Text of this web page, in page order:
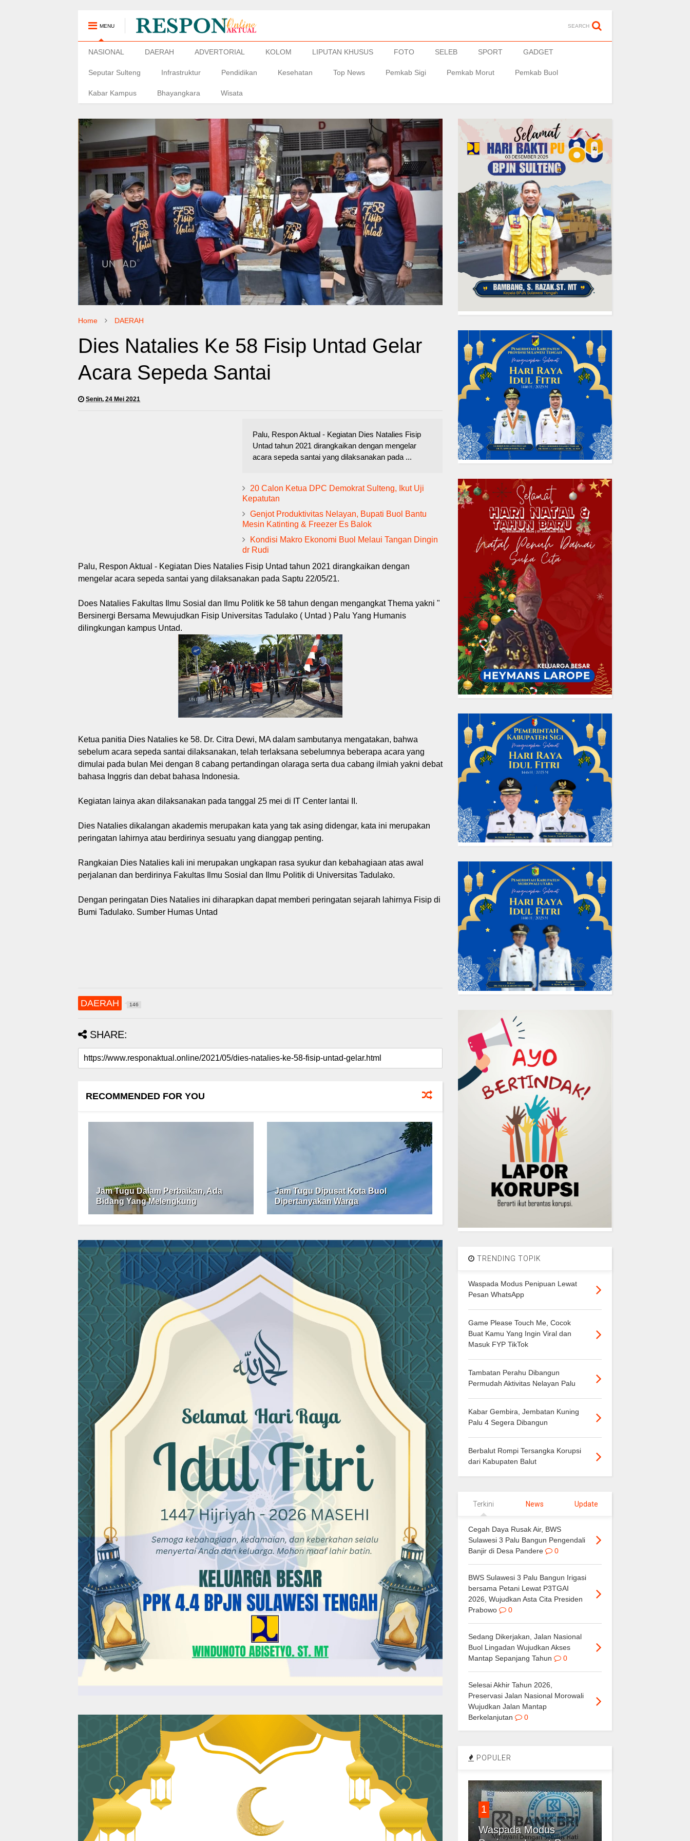
MENU SEARCH
NASIONAL DAERAH ADVERTORIAL KOLOM LIPUTAN KHUSUS FOTO SELEB SPORT GADGET
Seputar Sulteng Infrastruktur Pendidikan Kesehatan Top News Pemkab Sigi Pemkab Morut Pemkab Buol
Kabar Kampus Bhayangkara Wisata
Home DAERAH
Dies Natalies Ke 58 Fisip Untad Gelar
Acara Sepeda Santai
Senin, 24 Mei 2021
Palu, Respon Aktual - Kegiatan Dies Natalies Fisip
Untad tahun 2021 dirangkaikan dengan mengelar
acara sepeda santai yang dilaksanakan pada ...
20 Calon Ketua DPC Demokrat Sulteng, Ikut Uji
Kepatutan
Genjot Produktivitas Nelayan, Bupati Buol Bantu
Mesin Katinting & Freezer Es Balok
Kondisi Makro Ekonomi Buol Melaui Tangan Dingin
dr Rudi
Palu, Respon Aktual - Kegiatan Dies Natalies Fisip Untad tahun 2021 dirangkaikan dengan
mengelar acara sepeda santai yang dilaksanakan pada Saptu 22/05/21.
Does Natalies Fakultas Ilmu Sosial dan Ilmu Politik ke 58 tahun dengan mengangkat Thema yakni "
Bersinergi Bersama Mewujudkan Fisip Universitas Tadulako ( Untad ) Palu Yang Humanis
dilingkungan kampus Untad.
Ketua panitia Dies Natalies ke 58. Dr. Citra Dewi, MA dalam sambutanya mengatakan, bahwa
sebelum acara sepeda santai dilaksanakan, telah terlaksana sebelumnya beberapa acara yang
dimulai pada bulan Mei dengan 8 cabang pertandingan olaraga serta dua cabang ilmiah yakni debat
bahasa Inggris dan debat bahasa Indonesia.
Kegiatan lainya akan dilaksanakan pada tanggal 25 mei di IT Center lantai II.
Dies Natalies dikalangan akademis merupakan kata yang tak asing didengar, kata ini merupakan
peringatan lahirnya atau berdirinya sesuatu yang dianggap penting.
Rangkaian Dies Natalies kali ini merupakan ungkapan rasa syukur dan kebahagiaan atas awal
perjalanan dan berdirinya Fakultas Ilmu Sosial dan Ilmu Politik di Universitas Tadulako.
Dengan peringatan Dies Natalies ini diharapkan dapat memberi peringatan sejarah lahirnya Fisip di
Bumi Tadulako. Sumber Humas Untad
DAERAH 146
SHARE:
RECOMMENDED FOR YOU
Jam Tugu Dalam Perbaikan, Ada
Bidang Yang Melengkung
Jam Tugu Dipusat Kota Buol
Dipertanyakan Warga
TRENDING TOPIK
Waspada Modus Penipuan Lewat
Pesan WhatsApp
Game Please Touch Me, Cocok
Buat Kamu Yang Ingin Viral dan
Masuk FYP TikTok
Tambatan Perahu Dibangun
Permudah Aktivitas Nelayan Palu
Kabar Gembira, Jembatan Kuning
Palu 4 Segera Dibangun
Berbalut Rompi Tersangka Korupsi
dari Kabupaten Balut
Terkini News Update
Cegah Daya Rusak Air, BWS
Sulawesi 3 Palu Bangun Pengendali
Banjir di Desa Pandere
0
BWS Sulawesi 3 Palu Bangun Irigasi
bersama Petani Lewat P3TGAI
2026, Wujudkan Asta Cita Presiden
Prabowo
0
Sedang Dikerjakan, Jalan Nasional
Buol Lingadan Wujudkan Akses
Mantap Sepanjang Tahun
0
Selesai Akhir Tahun 2026,
Preservasi Jalan Nasional Morowali
Wujudkan Jalan Mantap
Berkelanjutan
0
POPULER
1
Waspada Modus